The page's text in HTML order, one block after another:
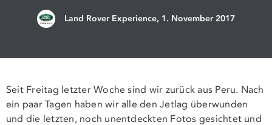
Land Rover Experience, 1. November 2017
Seit Freitag letzter Woche sind wir zurück aus Peru. Nach
ein paar Tagen haben wir alle den Jetlag überwunden
und die letzten, noch unentdeckten Fotos gesichtet und